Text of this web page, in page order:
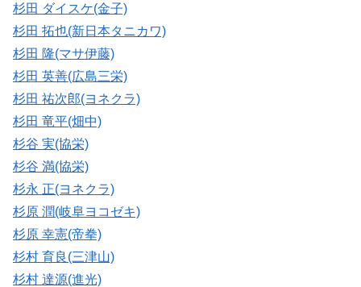
杉田 ダイスケ(金子)
杉田 拓也(新日本タニカワ)
杉田 隆(マサ伊藤)
杉田 英善(広島三栄)
杉田 祐次郎(ヨネクラ)
杉田 竜平(畑中)
杉谷 実(協栄)
杉谷 満(協栄)
杉永 正(ヨネクラ)
杉原 潤(岐阜ヨコゼキ)
杉原 幸憲(帝拳)
杉村 育良(三津山)
杉村 達源(進光)